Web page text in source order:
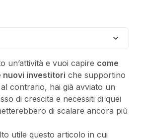
un’attività e vuoi capire come
investitori che supportino
contrario, hai già avviato un
di crescita e necessiti di quei
di scalare ancora più
utile questo articolo in cui